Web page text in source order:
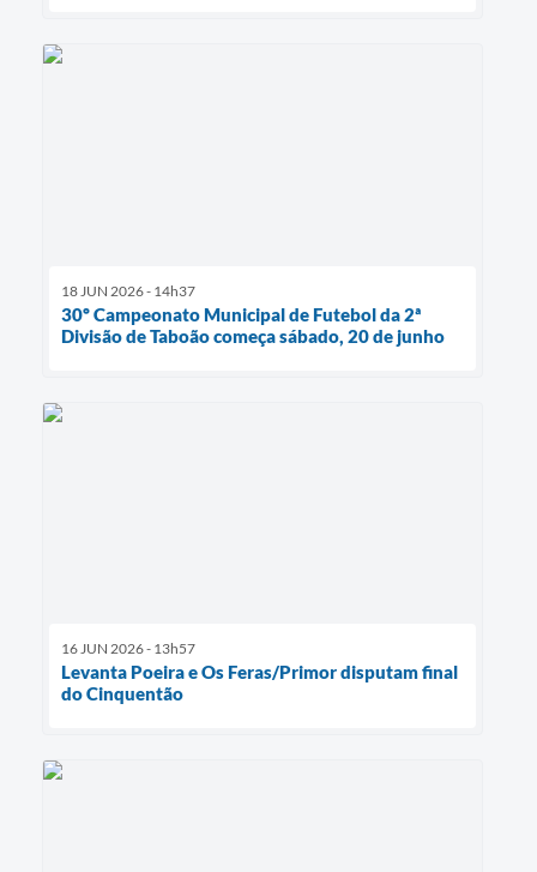
18 JUN 2026 - 14h37
30º Campeonato Municipal de Futebol da 2ª
Divisão de Taboão começa sábado, 20 de junho
16 JUN 2026 - 13h57
Levanta Poeira e Os Feras/Primor disputam final
do Cinquentão